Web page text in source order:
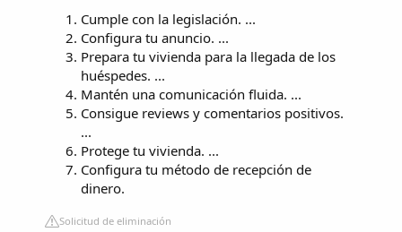
Cumple con la legislación. ...
Configura tu anuncio. ...
Prepara tu vivienda para la llegada de los
huéspedes. ...
Mantén una comunicación fluida. ...
Consigue reviews y comentarios positivos.
...
Protege tu vivienda. ...
Configura tu método de recepción de
dinero.
Solicitud de eliminación